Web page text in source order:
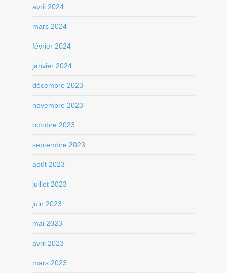
avril 2024
mars 2024
février 2024
janvier 2024
décembre 2023
novembre 2023
octobre 2023
septembre 2023
août 2023
juillet 2023
juin 2023
mai 2023
avril 2023
mars 2023